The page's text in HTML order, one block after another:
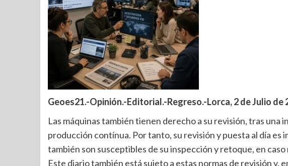
Geoes21.-Opinión.-Editorial.-Regreso.-Lorca, 2 de Julio de
Las máquinas también tienen derecho a su revisión, tras
producción contínua. Por tanto, su revisión y puesta al día
también son susceptibles de su inspección y retoque, en caso
Este diario también está sujeto a estas normas de revisión y,